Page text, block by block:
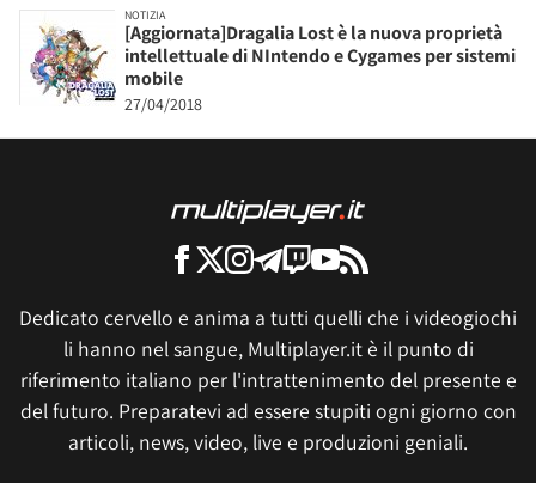
NOTIZIA
[Aggiornata]Dragalia Lost è la nuova proprietà
intellettuale di NIntendo e Cygames per sistemi
mobile
27/04/2018
Dedicato cervello e anima a tutti quelli che i videogiochi
li hanno nel sangue, Multiplayer.it è il punto di
riferimento italiano per l'intrattenimento del presente e
del futuro. Preparatevi ad essere stupiti ogni giorno con
articoli, news, video, live e produzioni geniali.